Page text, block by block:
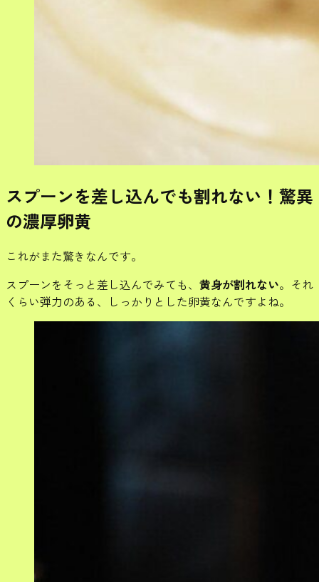
スプーンを差し込んでも割れない！驚異
の濃厚卵黄
これがまた驚きなんです。
スプーンをそっと差し込んでみても、 黄身が割れない。それ
くらい弾力のある、しっかりとした卵黄なんですよね。